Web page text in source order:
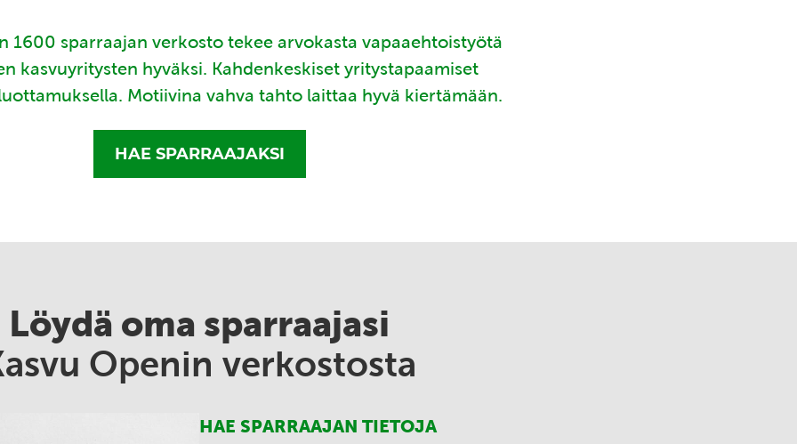
1600 sparraajan verkosto tekee arvokasta vapaaehtoistyötä
kasvuyritysten hyväksi. Kahdenkeskiset yritystapaamiset
Motiivina vahva tahto laittaa hyvä kiertämään.
HAE SPARRAAJAKSI
Löydä oma sparraajasi
Openin verkostosta
HAE SPARRAAJAN TIETOJA